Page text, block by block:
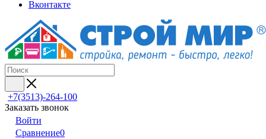
Вконтакте
+7(3513)-264-100
Заказать звонок
Войти
Сравнение0